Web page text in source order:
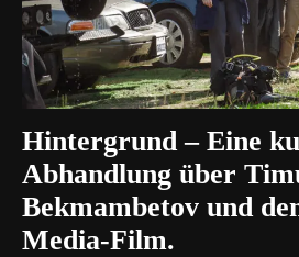
Hintergrund – Eine
Abhandlung über
Bekmambetov und
Media-Film.